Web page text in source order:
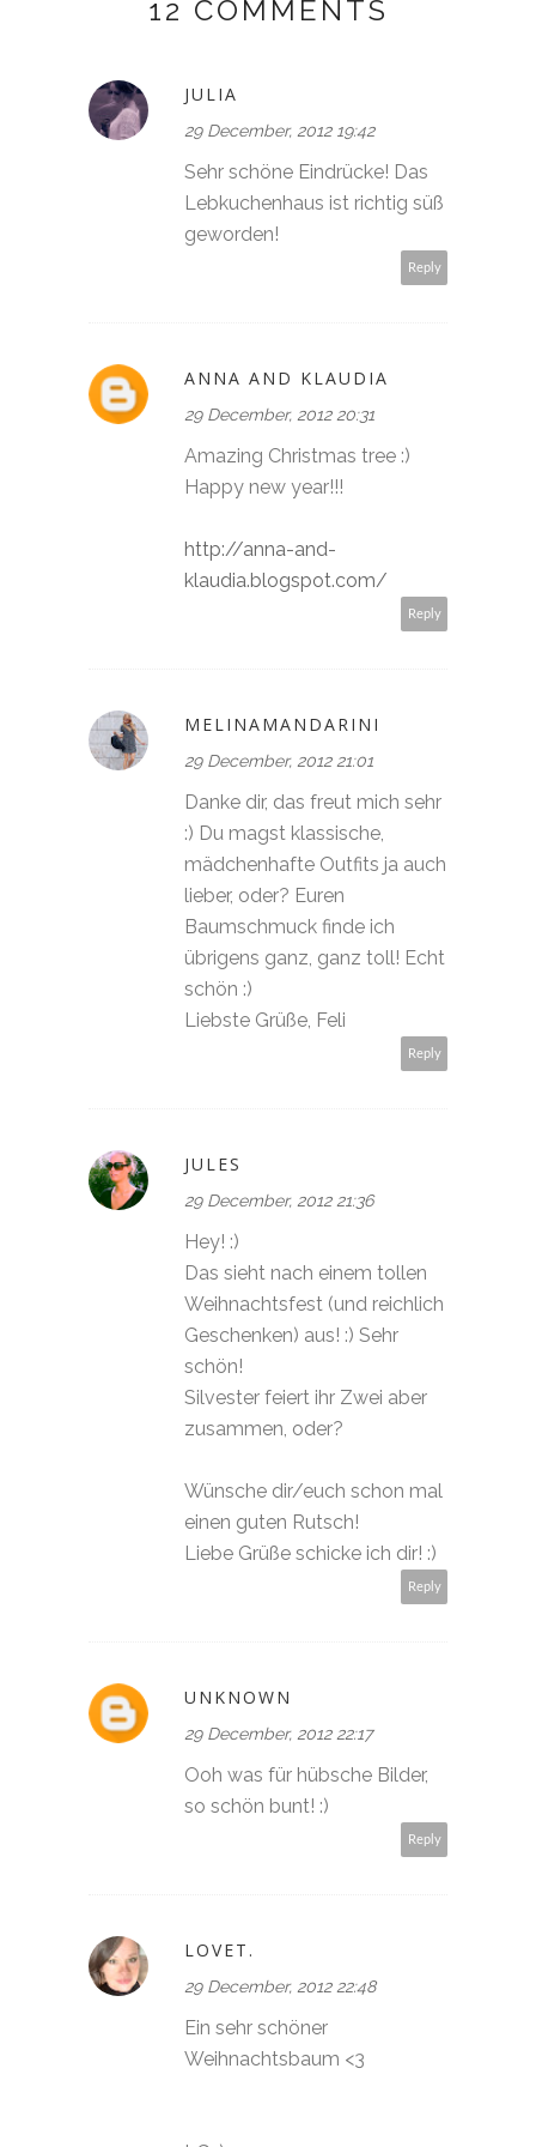
12 COMMENTS
JULIA
29 December, 2012 19:42
Sehr schöne Eindrücke! Das
Lebkuchenhaus ist richtig süß
geworden!
Reply
ANNA AND KLAUDIA
29 December, 2012 20:31
Amazing Christmas tree :)
Happy new year!!!
http://anna-and-
klaudia.blogspot.com/
Reply
MELINAMANDARINI
29 December, 2012 21:01
Danke dir, das freut mich sehr
:) Du magst klassische,
mädchenhafte Outfits ja auch
lieber, oder? Euren
Baumschmuck finde ich
übrigens ganz, ganz toll! Echt
schön :)
Liebste Grüße, Feli
Reply
JULES
29 December, 2012 21:36
Hey! :)
Das sieht nach einem tollen
Weihnachtsfest (und reichlich
Geschenken) aus! :) Sehr
schön!
Silvester feiert ihr Zwei aber
zusammen, oder?
Wünsche dir/euch schon mal
einen guten Rutsch!
Liebe Grüße schicke ich dir! :)
Reply
UNKNOWN
29 December, 2012 22:17
Ooh was für hübsche Bilder,
so schön bunt! :)
Reply
LOVET.
29 December, 2012 22:48
Ein sehr schöner
Weihnachtsbaum <3